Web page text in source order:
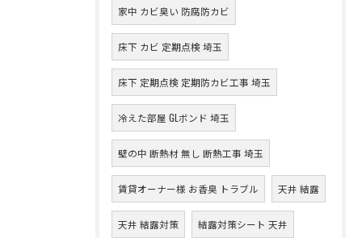
家中 カビ臭い 防腐防カビ
床下 カビ 定期点検 埼玉
床下 定期点検 定期防カビ工事 埼玉
冷えた部屋 GLボンド 埼玉
壁の中 断熱材 無し 断熱工事 埼玉
賃貸オーナー様 お香臭 トラブル 天井 結露
天井 結露対策 結露対策シート 天井